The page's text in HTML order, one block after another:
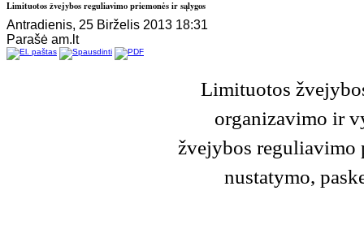
Limituotos žvejybos reguliavimo priemonės ir sąlygos
Antradienis, 25 Birželis 2013 18:31
Parašė am.lt
Limituotos
organizavimo ir
žvejybos reguliavimo
nustatymo,